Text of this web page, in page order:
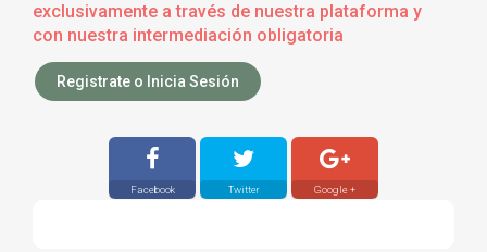
exclusivamente a través de nuestra plataforma y
con nuestra intermediación obligatoria
Registrate o Inicia Sesión
Facebook Twitter Google +